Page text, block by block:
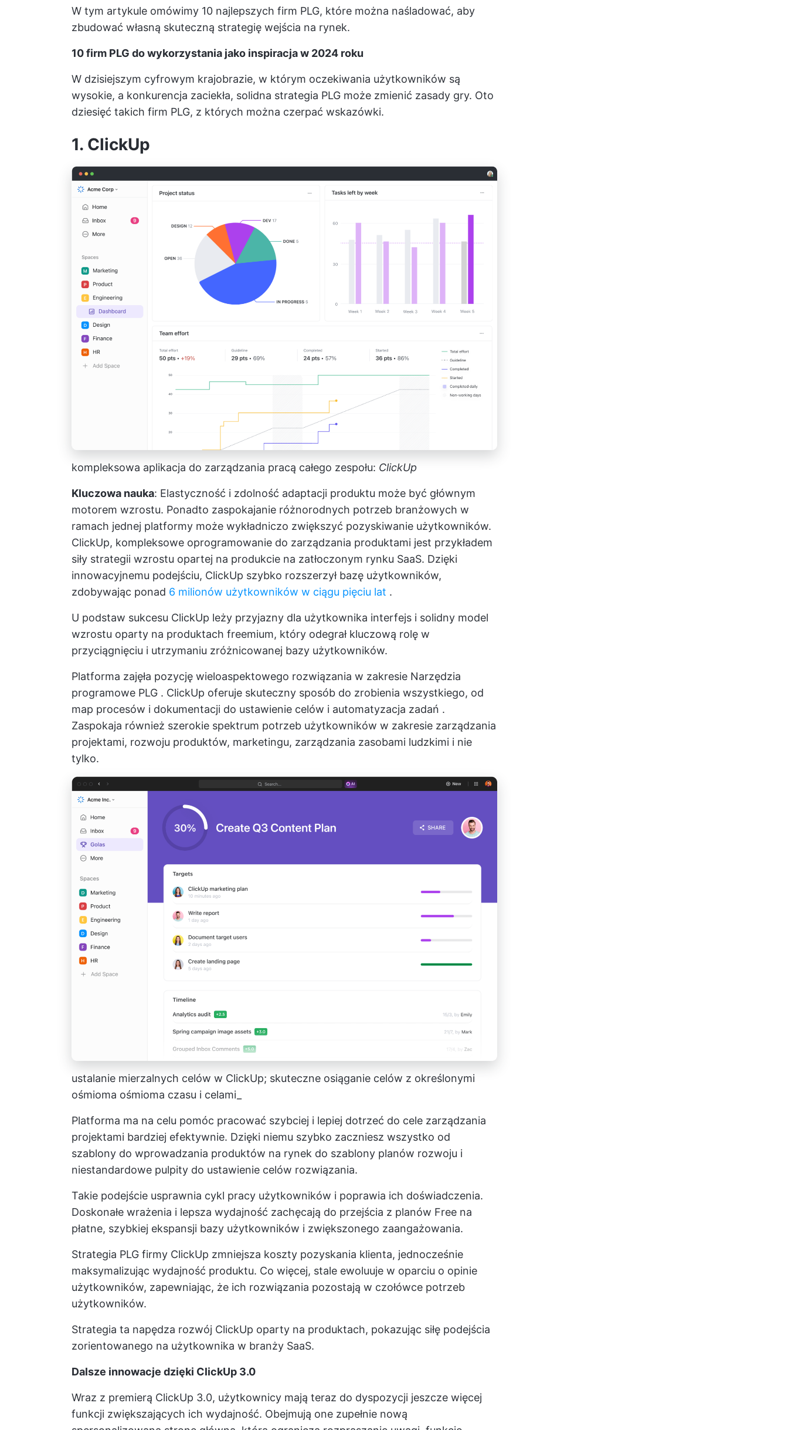
W tym artykule omówimy 10 najlepszych firm PLG, które można naśladować, aby
zbudować własną skuteczną strategię wejścia na rynek.
10 firm PLG do wykorzystania jako inspiracja w 2024 roku
W dzisiejszym cyfrowym krajobrazie, w którym oczekiwania użytkowników są
wysokie, a konkurencja zaciekła, solidna strategia PLG może zmienić zasady gry. Oto
dziesięć takich firm PLG, z których można czerpać wskazówki.
1. ClickUp
kompleksowa aplikacja do zarządzania pracą całego zespołu: ClickUp
Kluczowa nauka: Elastyczność i zdolność adaptacji produktu może być głównym
motorem wzrostu. Ponadto zaspokajanie różnorodnych potrzeb branżowych w
ramach jednej platformy może wykładniczo zwiększyć pozyskiwanie użytkowników.
ClickUp, kompleksowe oprogramowanie do zarządzania produktami jest przykładem
siły strategii wzrostu opartej na produkcie na zatłoczonym rynku SaaS. Dzięki
innowacyjnemu podejściu, ClickUp szybko rozszerzył bazę użytkowników,
zdobywając ponad 6 milionów użytkowników w ciągu pięciu lat .
U podstaw sukcesu ClickUp leży przyjazny dla użytkownika interfejs i solidny model
wzrostu oparty na produktach freemium, który odegrał kluczową rolę w
przyciągnięciu i utrzymaniu zróżnicowanej bazy użytkowników.
Platforma zajęła pozycję wieloaspektowego rozwiązania w zakresie Narzędzia
programowe PLG . ClickUp oferuje skuteczny sposób do zrobienia wszystkiego, od
map procesów i dokumentacji do ustawienie celów i automatyzacja zadań .
Zaspokaja również szerokie spektrum potrzeb użytkowników w zakresie zarządzania
projektami, rozwoju produktów, marketingu, zarządzania zasobami ludzkimi i nie
tylko.
ustalanie mierzalnych celów w ClickUp; skuteczne osiąganie celów z określonymi
ośmioma ośmioma czasu i celami_
Platforma ma na celu pomóc pracować szybciej i lepiej dotrzeć do cele zarządzania
projektami bardziej efektywnie. Dzięki niemu szybko zaczniesz wszystko od
szablony do wprowadzania produktów na rynek do szablony planów rozwoju i
niestandardowe pulpity do ustawienie celów rozwiązania.
Takie podejście usprawnia cykl pracy użytkowników i poprawia ich doświadczenia.
Doskonałe wrażenia i lepsza wydajność zachęcają do przejścia z planów Free na
płatne, szybkiej ekspansji bazy użytkowników i zwiększonego zaangażowania.
Strategia PLG firmy ClickUp zmniejsza koszty pozyskania klienta, jednocześnie
maksymalizując wydajność produktu. Co więcej, stale ewoluuje w oparciu o opinie
użytkowników, zapewniając, że ich rozwiązania pozostają w czołówce potrzeb
użytkowników.
Strategia ta napędza rozwój ClickUp oparty na produktach, pokazując siłę podejścia
zorientowanego na użytkownika w branży SaaS.
Dalsze innowacje dzięki ClickUp 3.0
Wraz z premierą ClickUp 3.0, użytkownicy mają teraz do dyspozycji jeszcze więcej
funkcji zwiększających ich wydajność. Obejmują one zupełnie nową